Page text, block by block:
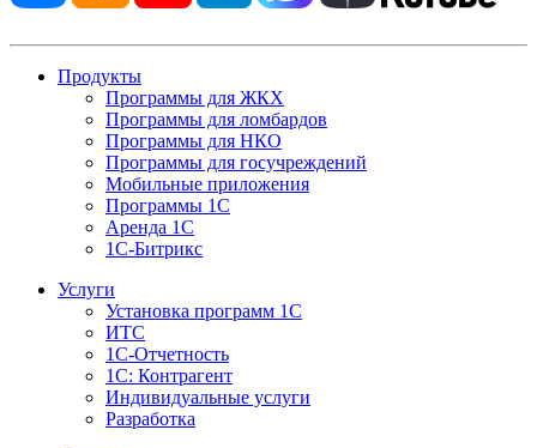
Продукты
Программы для ЖКХ
Программы для ломбардов
Программы для НКО
Программы для госучреждений
Мобильные приложения
Программы 1С
Аренда 1С
1С-Битрикс
Услуги
Установка программ 1С
ИТС
1С-Отчетность
1С: Контрагент
Индивидуальные услуги
Разработка